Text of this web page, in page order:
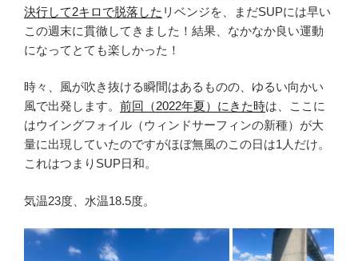
決行して2キロで脱落した リベンジを、まだSUPには早い
この週末に貫徹してきました！結果、なかなか良い運動
になってとても楽しかった！
時々、風が吹き抜ける瞬間はあるものの、ゆるい向かい
風で出発します。 前回（2022年夏）にきた時は、ここに
はウイングフォイル（ウィンドサーフィンの新種）が大
量に出現していたのですがほぼ無風のこの日は1人だけ。
これはつまりSUP日和。
気温23度、水温18.5度。